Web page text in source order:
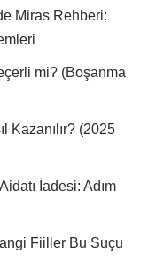
Miras Rehberi:
mi? (Boşanma
Kazanılır? (2025
İadesi: Adım
Fiiller Bu Suçu